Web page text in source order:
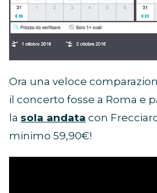
Ora una veloce
il concerto fosse a Roma e
la sola andata con
minimo 59,90€!